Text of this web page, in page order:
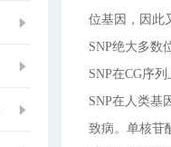
位基因，因此
SNP绝大多数
SNP在CG序
SNP在人类基
致病。单核苷